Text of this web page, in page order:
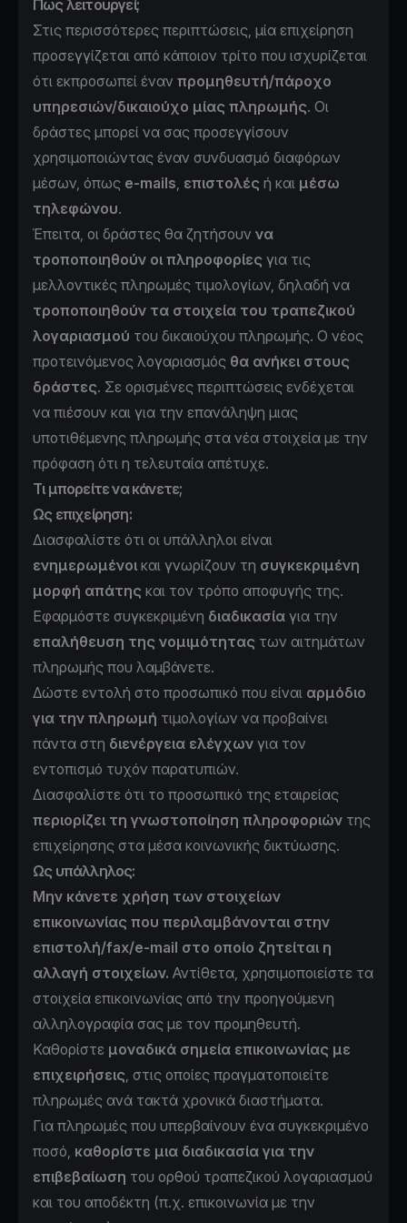
Πως λειτουργεί;
Στις περισσότερες περιπτώσεις, μία επιχείρηση
προσεγγίζεται από κάποιον τρίτο που ισχυρίζεται
ότι εκπροσωπεί έναν προμηθευτή/πάροχο
υπηρεσιών/δικαιούχο μίας πληρωμής. Οι
δράστες μπορεί να σας προσεγγίσουν
χρησιμοποιώντας έναν συνδυασμό διαφόρων
μέσων, όπως e-mails, επιστολές ή και μέσω
τηλεφώνου.
Έπειτα, οι δράστες θα ζητήσουν να
τροποποιηθούν οι πληροφορίες για τις
μελλοντικές πληρωμές τιμολογίων, δηλαδή να
τροποποιηθούν τα στοιχεία του τραπεζικού
λογαριασμού του δικαιούχου πληρωμής. Ο νέος
προτεινόμενος λογαριασμός θα ανήκει στους
δράστες. Σε ορισμένες περιπτώσεις ενδέχεται
να πιέσουν και για την επανάληψη μιας
υποτιθέμενης πληρωμής στα νέα στοιχεία με την
πρόφαση ότι η τελευταία απέτυχε.
Τι μπορείτε να κάνετε;
Ως επιχείρηση:
∆ιασφαλίστε ότι οι υπάλληλοι είναι
ενημερωμένοικαι γνωρίζουν τη συγκεκριμένη
μορφή απάτης και τον τρόπο αποφυγής της.
Εφαρμόστε συγκεκριμένη διαδικασία για την
επαλήθευση της νομιμότητας των αιτημάτων
πληρωμής που λαμβάνετε.
∆ώστε εντολή στο προσωπικό που είναι αρμόδιο
για την πληρωμή τιμολογίων να προβαίνει
πάντα στη διενέργεια ελέγχων για τον
εντοπισμό τυχόν παρατυπιών.
∆ιασφαλίστε ότι το προσωπικό της εταιρείας
περιορίζει τη γνωστοποίηση πληροφοριών της
επιχείρησης στα μέσα κοινωνικής δικτύωσης.
Ως υπάλληλος:
Μην κάνετε χρήση των στοιχείων
επικοινωνίας που περιλαμβάνονται στην
επιστολή/fax/e-mail στο οποίο ζητείται η
αλλαγή στοιχείων. Αντίθετα, χρησιμοποιείστε τα
στοιχεία επικοινωνίας από την προηγούμενη
αλληλογραφία σας με τον προμηθευτή.
Καθορίστε μοναδικά σημεία επικοινωνίας με
επιχειρήσεις, στις οποίες πραγματοποιείτε
πληρωμές ανά τακτά χρονικά διαστήματα.
Για πληρωμές που υπερβαίνουν ένα συγκεκριμένο
ποσό, καθορίστε μια διαδικασία για την
επιβεβαίωση του ορθού τραπεζικού λογαριασμού
και του αποδέκτη (π.χ. επικοινωνία με την